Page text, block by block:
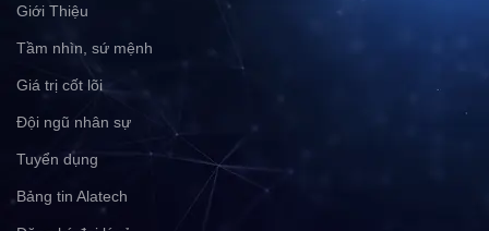
Giới Thiệu
Tầm nhìn, sứ mệnh
Giá trị cốt lõi
Đội ngũ nhân sự
Tuyển dụng
Bảng tin Alatech